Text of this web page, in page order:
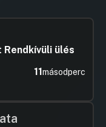
ülés
11másodperc